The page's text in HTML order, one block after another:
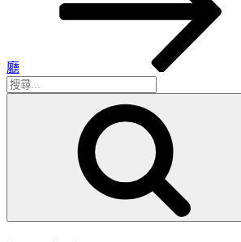
廳
搜